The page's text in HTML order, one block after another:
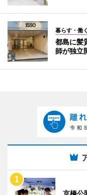
暮らす・働く
都島に髪
師が独立